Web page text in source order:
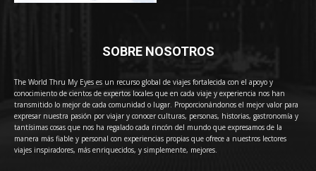
SOBRE NOSOTROS
The World Thru My Eyes es un recurso global de viajes fortalecida con el apoyo y
conocimiento de cientos de expertos locales que en cada viaje y experiencia nos han
transmitido lo mejor de cada comunidad o lugar. Proporcionándonos el mejor valor para
expresar nuestra pasión por viajar y conocer culturas, personas, historias, gastronomía y
tantísimas cosas que nos ha regalado cada rincón del mundo que expresamos de la
manera más fiable y personal con experiencias propias que ofrece a nuestros lectores
viajes inspiradores, más enriquecidos, y simplemente, mejores.